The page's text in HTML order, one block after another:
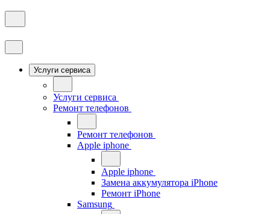
Услуги сервиса
Услуги сервиса
Ремонт телефонов
Ремонт телефонов
Apple iphone
Apple iphone
Замена аккумулятора iPhone
Ремонт iPhone
Samsung